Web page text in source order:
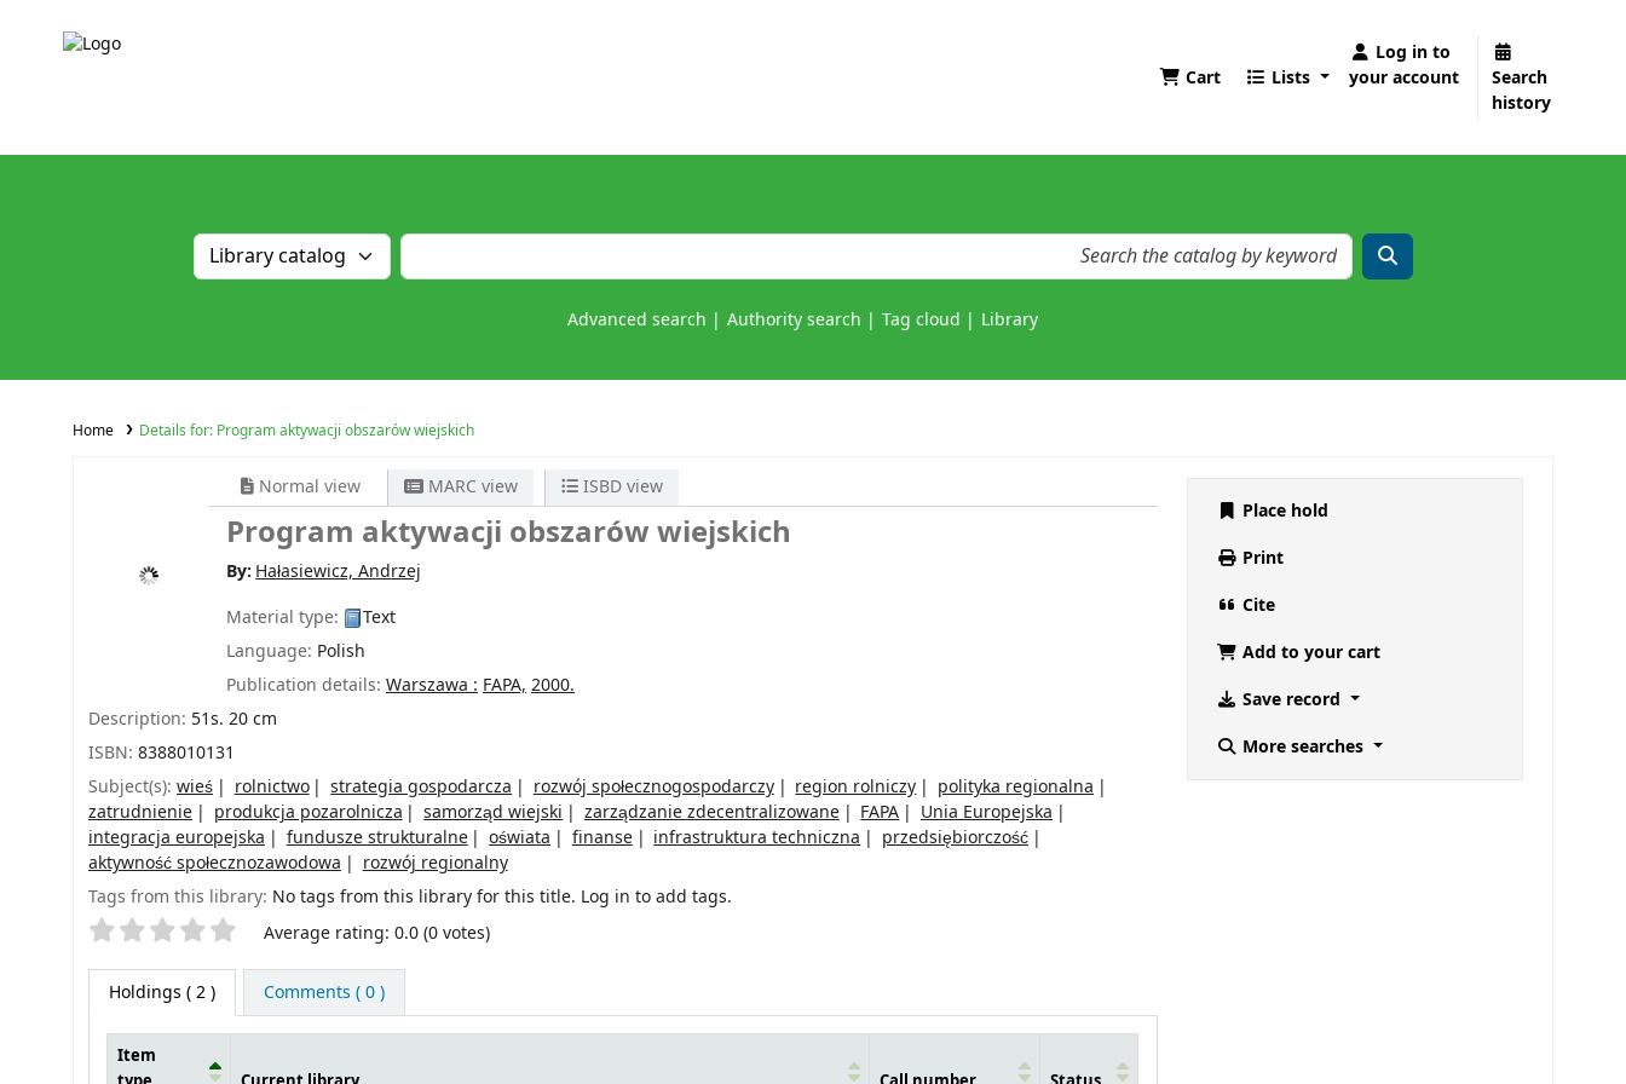
Cart Lists
Log in to
your account
Search
history
Advanced search Authority search Tag cloud Library
Home Details for: Program aktywacji obszarów wiejskich
Normal view MARC view ISBD view
Program aktywacji obszarów wiejskich
By:Hałasiewicz, Andrzej
Material type:
Text
Language: Polish
Publication details: Warszawa : FAPA, 2000.
Description: 51s. 20 cm
ISBN: 8388010131
Subject(s): wieś rolnictwo strategia gospodarcza rozwój społecznogospodarczy region rolniczy
polityka regionalna
zatrudnienie
produkcja pozarolnicza samorząd wiejski zarządzanie zdecentralizowane FAPA
Unia Europejska
integracja europejska
fundusze strukturalne oświata finanse infrastruktura techniczna
przedsiębiorczość
aktywność społecznozawodowa
rozwój regionalny
Tags from this library: No tags from this library for this title. Log in to add tags.
Star ratings Average rating: 0.0 (0 votes)
Holdings ( 2 ) Comments ( 0 )
Item
Place hold
Print
Cite
Add to your cart
Save record
More searches